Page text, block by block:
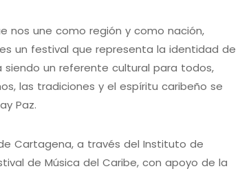
nos une como región y como nación,
un festival que representa la identidad de
un referente cultural para todos,
las tradiciones y el espíritu caribeño se
Paz.
Cartagena, a través del Instituto de
de Música del Caribe, con apoyo de la